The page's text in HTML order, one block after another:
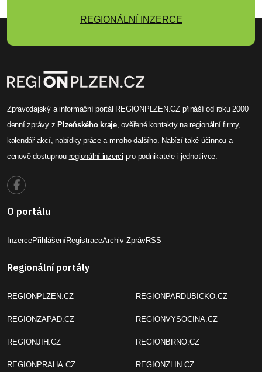
REGIONÁLNÍ INZERCE
Zpravodajský a informační portál REGIONPLZEN.CZ přináší od roku 2000
denní zprávyz Plzeňského kraje, ověřené kontakty na regionální firmy,
kalendář akcí,nabídky prácea mnoho dalšího. Nabízí také účinnou a
cenově dostupnou regionální inzerci pro podnikatele i jednotlivce.
O portálu
InzercePřihlášeníRegistraceArchiv ZprávRSS
Regionální portály
REGIONPLZEN.CZ
REGIONZAPAD.CZ
REGIONJIH.CZ
REGIONPRAHA.CZ
REGIONPARDUBICKO.CZ
REGIONVYSOCINA.CZ
REGIONBRNO.CZ
REGIONZLIN.CZ